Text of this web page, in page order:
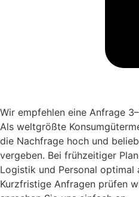
Wir empfehlen eine Anfrage
Als weltgrößte
die Nachfrage hoch und
vergeben. Bei frühzeitiger
Logistik und Personal optimal
Kurzfristige Anfragen prüfen